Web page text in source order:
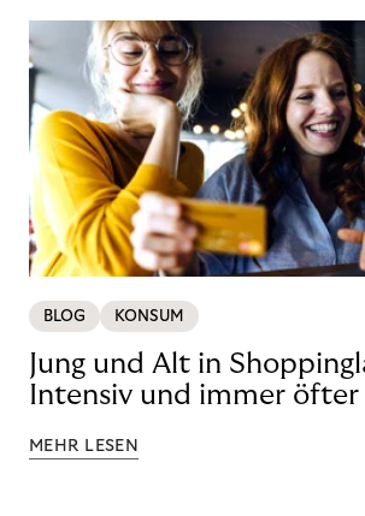
BLOG KONSUM
Jung und Alt in
Intensiv und immer öfter
MEHR LESEN